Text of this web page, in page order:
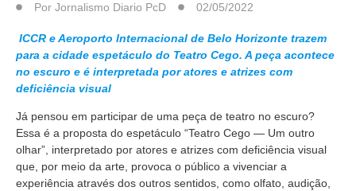
Por Jornalismo Diario PcD 02/05/2022
ICCR e Aeroporto Internacional de Belo Horizonte trazem
para a cidade espetáculo do Teatro Cego. A peça acontece
no escuro e é interpretada por atores e atrizes com
deficiência visual
Já pensou em participar de uma peça de teatro no escuro?
Essa é a proposta do espetáculo “Teatro Cego — Um outro
olhar”, interpretado por atores e atrizes com deficiência visual
que, por meio da arte, provoca o público a vivenciar a
experiência através dos outros sentidos, como olfato, audição,